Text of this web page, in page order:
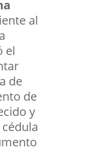
al
el
de
de
y